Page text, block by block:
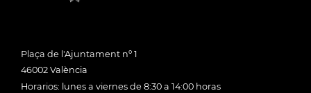
Plaça de l'Ajuntament nº 1
46002 València
Horarios: lunes a viernes de 8:30 a 14:00 horas